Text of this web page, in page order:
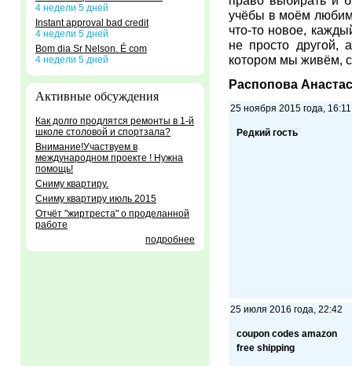
4 недели 5 дней
Instant approval bad credit
4 недели 5 дней
Bom dia Sr Nelson. É com
4 недели 5 дней
Активные обсуждения
Как долго продлятся ремонты в 1-й
школе столовой и спортзала?
Внимание!Участвуем в
международном проекте ! Нужна
помощь!
Сниму квартиру.
Сниму квартиру июль 2015
Отчёт "жиртреста" о проделанной
работе
подробнее
учёбы в моём
что-то новое,
не просто другой,
котором мы живём,
Распопова
25 ноября 2015 года, 16:11
Редкий гость
25 июля 2016 года, 22:42
coupon codes amazon
free shipping